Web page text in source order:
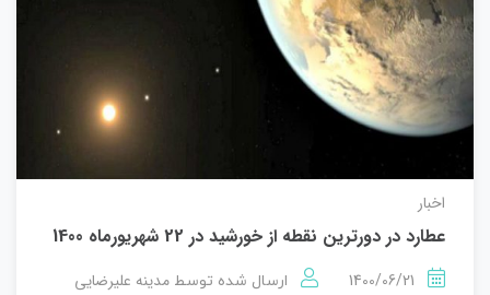
اخبار
عطارد در دورترین نقطه از خورشید در 22 شهریورماه 1400
1400/06/21 ارسال شده توسط مدینه علیرضایی